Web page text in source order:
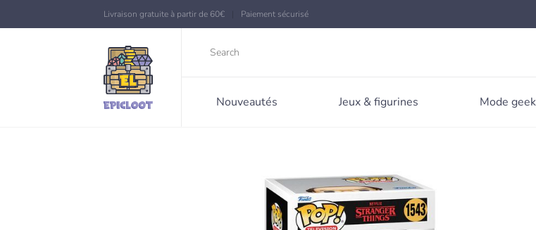
Livraison gratuite à partir de 60€ Paiement sécurisé
Nouveautés Jeux & figurines Mode geek